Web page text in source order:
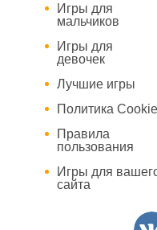
Игры для
мальчиков
Игры для
девочек
Лучшие игры
Политика Cookie
Правила
пользования
Игры для
сайта